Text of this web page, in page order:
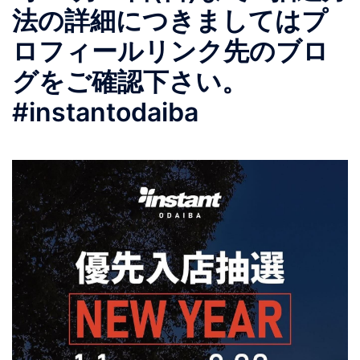
法の詳細につきましてはプ
ロフィールリンク先のブロ
グをご確認下さい。
#instantodaiba